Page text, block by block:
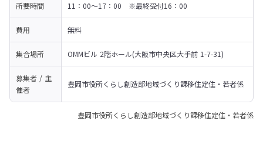
所要時間 11：00～17：00　※最終受付16：00
費用 無料
集合場所 OMMビル 2階ホール(大阪市中央区大手前 1-7-31)
募集者 / 主
催者
豊岡市役所くらし創造部地域づくり課移住定住・若者係
豊岡市役所くらし創造部地域づくり課移住定住・若者係